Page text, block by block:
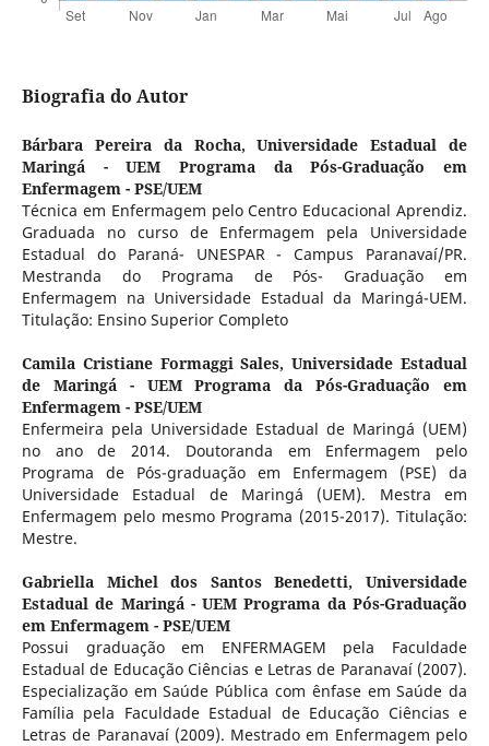
Biografia do Autor
Bárbara Pereira da Rocha,Universidade Estadual de
Maringá - UEM Programa da Pós-Graduação em
Enfermagem - PSE/UEM
Técnica em Enfermagem pelo Centro Educacional Aprendiz.
Graduada no curso de Enfermagem pela Universidade
Estadual do Paraná- UNESPAR - Campus Paranavaí/PR.
Mestranda do Programa de Pós- Graduação em
Enfermagem na Universidade Estadual da Maringá-UEM.
Titulação: Ensino Superior Completo
Camila Cristiane Formaggi Sales,Universidade Estadual
de Maringá - UEM Programa da Pós-Graduação em
Enfermagem - PSE/UEM
Enfermeira pela Universidade Estadual de Maringá (UEM)
no ano de 2014. Doutoranda em Enfermagem pelo
Programa de Pós-graduação em Enfermagem (PSE) da
Universidade Estadual de Maringá (UEM). Mestra em
Enfermagem pelo mesmo Programa (2015-2017). Titulação:
Mestre.
Gabriella Michel dos Santos Benedetti,Universidade
Estadual de Maringá - UEM Programa da Pós-Graduação
em Enfermagem - PSE/UEM
Possui graduação em ENFERMAGEM pela Faculdade
Estadual de Educação Ciências e Letras de Paranavaí (2007).
Especialização em Saúde Pública com ênfase em Saúde da
Família pela Faculdade Estadual de Educação Ciências e
Letras de Paranavaí (2009). Mestrado em Enfermagem pelo